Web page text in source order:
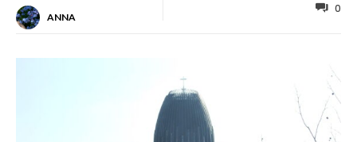
ANNA
0